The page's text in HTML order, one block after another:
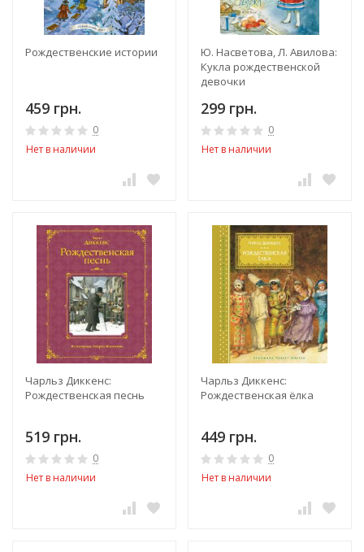
Рождественские истории
459 грн.
0
Нет в наличии
Ю. Насветова, Л. Авилова:
Кукла рождественской
девочки
299 грн.
0
Нет в наличии
Чарльз Диккенс:
Рождественская песнь
519 грн.
0
Нет в наличии
Чарльз Диккенс:
Рождественская ёлка
449 грн.
0
Нет в наличии